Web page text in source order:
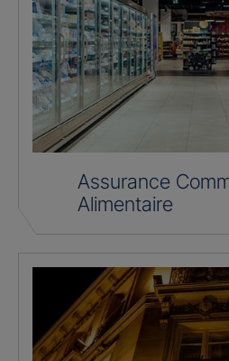
Assurance
Alimentaire